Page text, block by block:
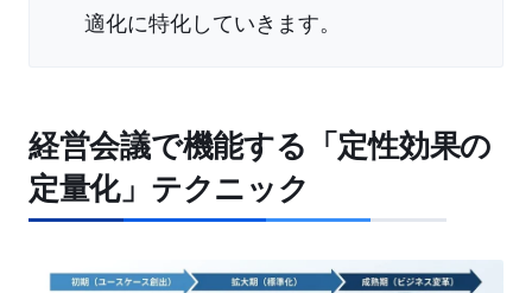
適化に特化していきます。
経営会議で機能する「定性効果の
定量化」テクニック